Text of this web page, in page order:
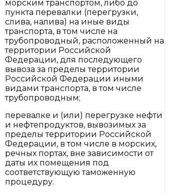
морским транспортом, либо до
пункта перевалки (перегрузки,
слива, налива) на иные виды
транспорта, в том числе на
трубопроводный, расположенный на
территории Российской
Федерации, для последующего
вывоза за пределы территории
Российской Федерации иными
видами транспорта, в том числе
трубопроводным;
перевалке и (или) перегрузке нефти
и нефтепродуктов, вывозимых за
пределы территории Российской
Федерации, в том числе в морских,
речных портах, вне зависимости от
даты их помещения под
соответствующую таможенную
процедуру.